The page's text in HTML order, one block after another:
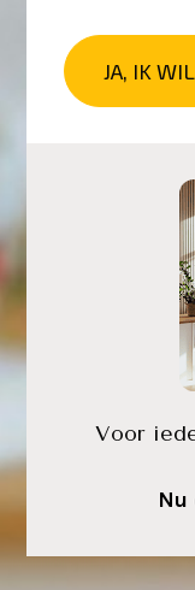
JA, IK
Voor
Nu